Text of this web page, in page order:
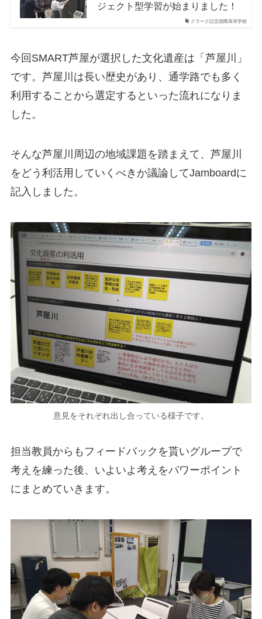
クラーク記念国際高等学校
ジェクト型学習が始まりました！
今回SMART芦屋が選択した文化遺産は「芦屋川」
です。芦屋川は長い歴史があり、通学路でも多く
利用することから選定するといった流れになりま
した。
そんな芦屋川周辺の地域課題を踏まえて、芦屋川
をどう利活用していくべきか議論してJamboardに
記入しました。
意見をそれぞれ出し合っている様子です。
担当教員からもフィードバックを貰いグループで
考えを練った後、いよいよ考えをパワーポイント
にまとめていきます。